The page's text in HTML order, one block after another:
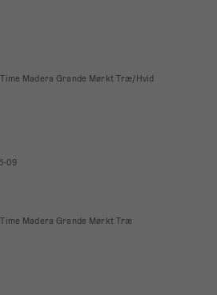
Madera Grande Mørkt Træ/Hvid
09
Madera Grande Mørkt Træ